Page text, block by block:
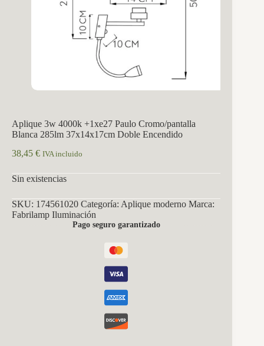
Aplique 3w 4000k +1xe27 Paulo Cromo/pantalla
Blanca 285lm 37x14x17cm Doble Encendido
38,45 € IVA incluido
Sin existencias
SKU: 174561020 Categoría: Aplique moderno Marca:
Fabrilamp Iluminación
Pago seguro garantizado